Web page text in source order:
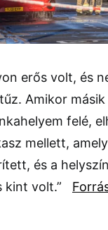
erős volt, és
Amikor
felé,
mellett,
és a
kint volt.”